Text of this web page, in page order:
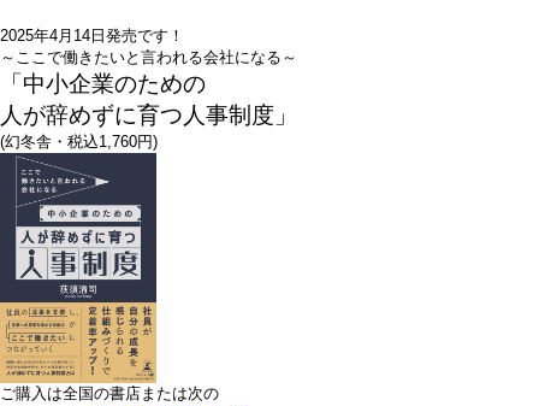
2025年4月14日発売です！
～ここで働きたいと言われる会社になる～
「中小企業のための
人が辞めずに育つ人事制度」
(幻冬舎・税込1,760円)
ご購入は全国の書店または次の